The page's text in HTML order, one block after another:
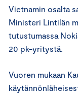
Vietnamin osalta
Ministeri Lintilän
tutustumassa
20 pk-yritystä.
Vuoren mukaan